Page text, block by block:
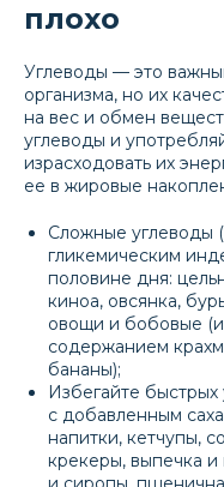
плохо
Углеводы — это
организма, но их
на вес и обмен
углеводы и
израсходовать их
ее в жировые
Сложные углеводы
гликемическим
половине дня:
киноа, овсянка,
овощи и бобовые
содержанием
бананы);
Избегайте быстрых
с добавленным
напитки, кетчупы,
крекеры, выпечка